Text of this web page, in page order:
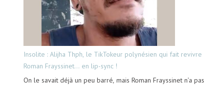
Insolite : Alijha Thph, le TikTokeur polynésien qui fait revivre
Roman Frayssinet… en lip-sync !
On le savait déjà un peu barré, mais Roman Frayssinet n’a pas